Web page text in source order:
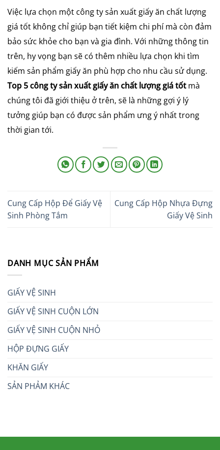
Việc lựa chọn một công ty sản xuất giấy ăn chất lượng
giá tốt không chỉ giúp bạn tiết kiệm chi phí mà còn đảm
bảo sức khỏe cho bạn và gia đình. Với những thông tin
trên, hy vọng bạn sẽ có thêm nhiều lựa chọn khi tìm
kiếm sản phẩm giấy ăn phù hợp cho nhu cầu sử dụng.
Top 5 công ty sản xuất giấy ăn chất lượng giá tốtmà
chúng tôi đã giới thiệu ở trên, sẽ là những gợi ý lý
tưởng giúp bạn có được sản phẩm ưng ý nhất trong
thời gian tới.
Cung Cấp Hộp Để Giấy Vệ
Sinh Phòng Tắm
Cung Cấp Hộp Nhựa Đựng
Giấy Vệ Sinh
DANH MỤC SẢN PHẨM
GIẤY VỆ SINH
GIẤY VỆ SINH CUỘN LỚN
GIẤY VỆ SINH CUỘN NHỎ
HỘP ĐỰNG GIẤY
KHĂN GIẤY
SẢN PHẢM KHÁC